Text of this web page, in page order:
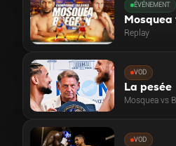
ÉVÉNEMENT
Mosquea
Replay
VOD
La pesée
Mosquea vs
VOD